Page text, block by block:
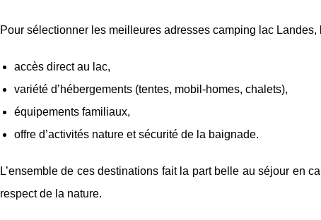
Pour sélectionner les meilleures adresses camping lac Landes,
accès direct au lac,
variété d’hébergements (tentes, mobil-homes, chalets),
équipements familiaux,
offre d’activités nature et sécurité de la baignade.
L’ensemble de ces destinations fait la part belle au séjour en
respect de la nature.